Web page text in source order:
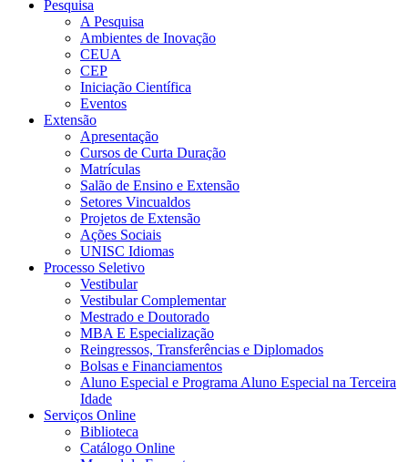
Pesquisa
A Pesquisa
Ambientes de Inovação
CEUA
CEP
Iniciação Científica
Eventos
Extensão
Apresentação
Cursos de Curta Duração
Matrículas
Salão de Ensino e Extensão
Setores Vincualdos
Projetos de Extensão
Ações Sociais
UNISC Idiomas
Processo Seletivo
Vestibular
Vestibular Complementar
Mestrado e Doutorado
MBA E Especialização
Reingressos, Transferências e Diplomados
Bolsas e Financiamentos
Aluno Especial e Programa Aluno Especial na Terceira
Idade
Serviços Online
Biblioteca
Catálogo Online